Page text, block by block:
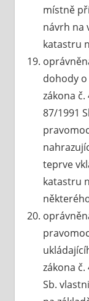
místně
návrh na
katastru
dohody
zákona č.
87/1991
teprve
katastru
zákona č.
Sb.